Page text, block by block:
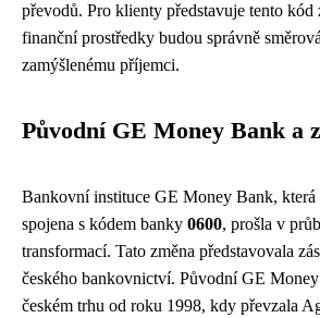
převodů. Pro klienty představuje tento kód
finanční prostředky budou správně
zamýšlenému příjemci.
Původní GE Money Bank a
Bankovní instituce GE Money Bank, která
spojena s kódem banky 0600, prošla v
transformací. Tato změna představovala
českého bankovnictví. Původní GE
českém trhu od roku 1998, kdy převzala